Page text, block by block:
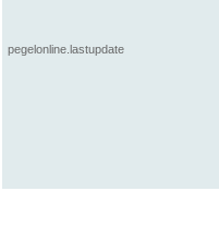
pegelonline.lastupdate